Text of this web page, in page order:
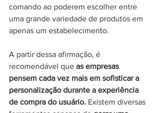
comando ao poderem escolher entre
uma grande variedade de produtos em
apenas um estabelecimento.
A partir dessa afirmação, é
recomendável que as empresas
pensem cada vez mais em sofisticar a
personalização durante a experiência
de compra do usuário. Existem diversas